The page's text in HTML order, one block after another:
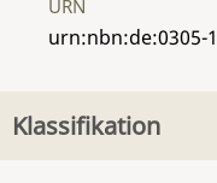
URN
urn:nbn:de:0305-
Klassifikation